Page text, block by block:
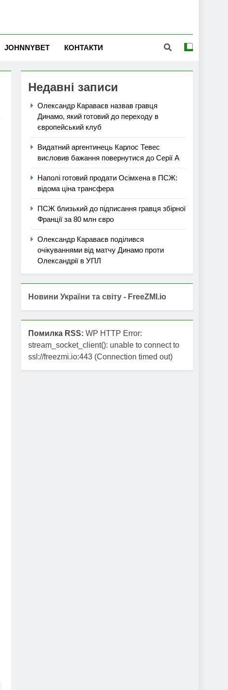
JOHNNYBET КОНТАКТИ
Недавні записи
Олександр Караваєв назвав гравця
Динамо, який готовий до переходу в
європейський клуб
Видатний аргентинець Карлос Тевес
висловив бажання повернутися до Серії А
Наполі готовий продати Осімхена в ПСЖ:
відома ціна трансфера
ПСЖ близький до підписання гравця збірної
Франції за 80 млн євро
Олександр Караваєв поділився
очікуваннями від матчу Динамо проти
Олександрії в УПЛ
Новини України та світу - FreeZMI.io
Помилка RSS: WP HTTP Error:
stream_socket_client(): unable to connect to
ssl://freezmi.io:443 (Connection timed out)